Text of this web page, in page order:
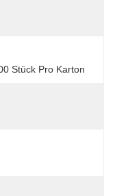
Stück Pro Karton